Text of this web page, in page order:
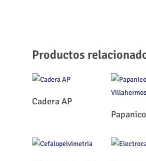
Productos
Leer Más
Cadera AP